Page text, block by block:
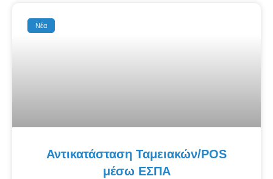
Νέα
Αντικατάσταση Ταμειακών/POS
μέσω ΕΣΠΑ